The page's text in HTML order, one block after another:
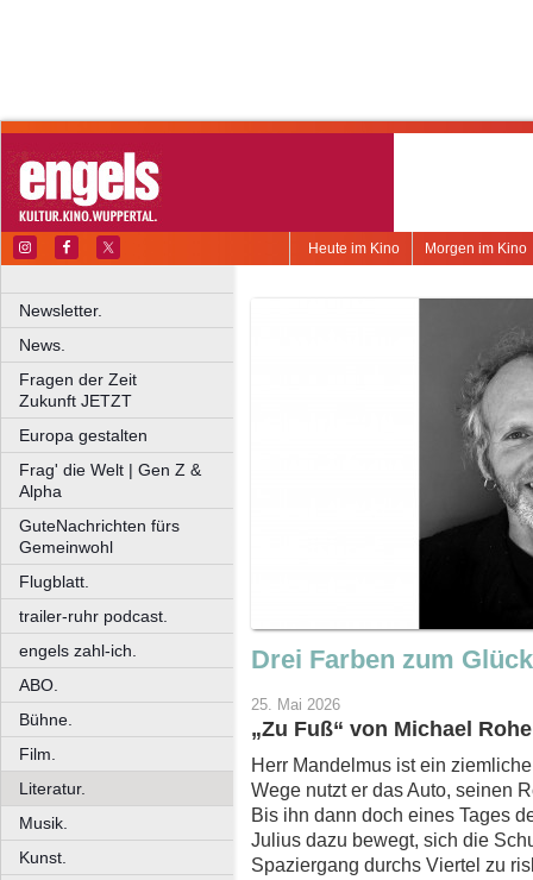
Morgen im Kino
Heute im Kino
Newsletter.
News.
Fragen der Zeit
Zukunft JETZT
Europa gestalten
Frag' die Welt | Gen Z &
Alpha
GuteNachrichten fürs
Gemeinwohl
Flugblatt.
trailer-ruhr podcast.
engels zahl-ich.
ABO.
Bühne.
Film.
Literatur.
Musik.
Kunst.
Drei Farben zum Glück
25. Mai 2026
„Zu Fuß“ von Michael
Herr Mandelmus ist ein
Wege nutzt er das Auto, seinen
Bis ihn dann doch eines Tages
Julius dazu bewegt, sich die
Spaziergang durchs Viertel zu